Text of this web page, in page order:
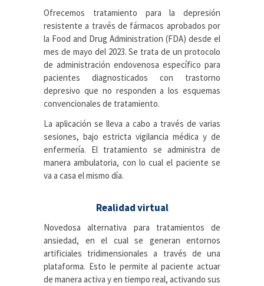
Ofrecemos tratamiento para la depresión
resistente a través de fármacos aprobados por
la Food and Drug Administration (FDA) desde el
mes de mayo del 2023. Se trata de un protocolo
de administración endovenosa específico para
pacientes diagnosticados con trastorno
depresivo que no responden a los esquemas
convencionales de tratamiento.
La aplicación se lleva a cabo a través de varias
sesiones, bajo estricta vigilancia médica y de
enfermería. El tratamiento se administra de
manera ambulatoria, con lo cual el paciente se
va a casa el mismo día.
Realidad virtual
Novedosa alternativa para tratamientos de
ansiedad, en el cual se generan entornos
artificiales tridimensionales a través de una
plataforma. Esto le permite al paciente actuar
de manera activa y en tiempo real, activando sus